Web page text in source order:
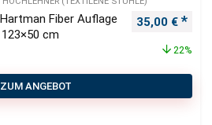
Fiber Auflage
cm
35,00 €
22%
ZUM ANGEBOT